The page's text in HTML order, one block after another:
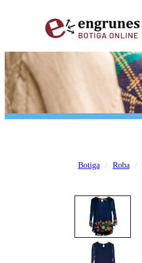
Botiga Roba